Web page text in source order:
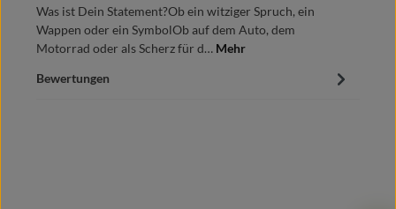
Was ist Dein Statement?Ob ein witziger Spruch, ein
Wappen oder ein SymbolOb auf dem Auto, dem
Motorrad oder als Scherz für d… Mehr
Bewertungen